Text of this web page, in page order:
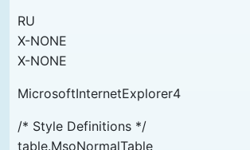
RU
X-NONE
X-NONE
MicrosoftInternetExplorer4
/* Style Definitions */
table.MsoNormalTable